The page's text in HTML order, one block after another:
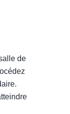
de